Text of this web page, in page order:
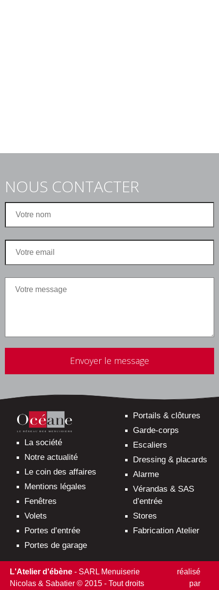
NOUS CONTACTER
ce
vide.
La société
Notre actualité
Le coin des affaires
Mentions légales
Fenêtres
Volets
Portes d’entrée
Portes de garage
Portails & clôtures
Garde-corps
Escaliers
Dressing & placards
Alarme
Vérandas & SAS
d’entrée
Stores
Fabrication Atelier
L'Atelier d'ébène - SARL Menuiserie
Nicolas & Sabatier © 2015 - Tout droits
réalisé
par